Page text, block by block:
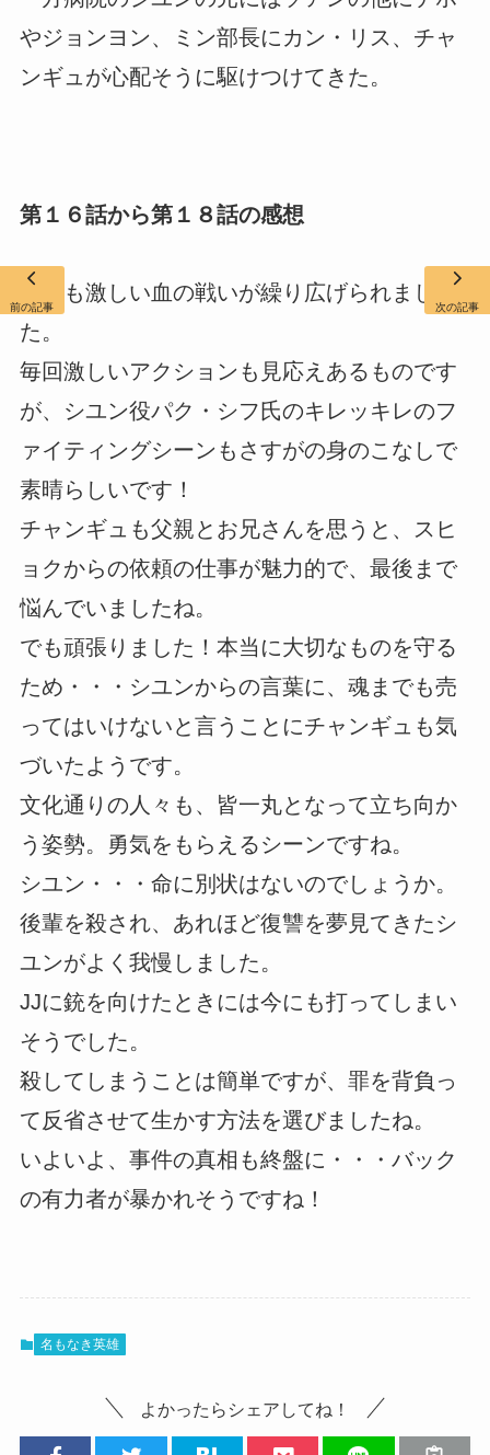
やジョンヨン、ミン部長にカン・リス、チャ
ンギュが心配そうに駆けつけてきた。
第１６話から第１８話の感想
今日も激しい血の戦いが繰り広げられまし
た。
毎回激しいアクションも見応えあるものです
が、シユン役パク・シフ氏のキレッキレのフ
ァイティングシーンもさすがの身のこなしで
素晴らしいです！
チャンギュも父親とお兄さんを思うと、スヒ
ョクからの依頼の仕事が魅力的で、最後まで
悩んでいましたね。
でも頑張りました！本当に大切なものを守る
ため・・・シユンからの言葉に、魂までも売
ってはいけないと言うことにチャンギュも気
づいたようです。
文化通りの人々も、皆一丸となって立ち向か
う姿勢。勇気をもらえるシーンですね。
シユン・・・命に別状はないのでしょうか。
後輩を殺され、あれほど復讐を夢見てきたシ
ユンがよく我慢しました。
JJに銃を向けたときには今にも打ってしまい
そうでした。
殺してしまうことは簡単ですが、罪を背負っ
て反省させて生かす方法を選びましたね。
いよいよ、事件の真相も終盤に・・・バック
の有力者が暴かれそうですね！
名もなき英雄
よかったらシェアしてね！
前の記事 次の記事